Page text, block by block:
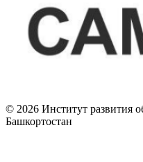
© 2026 Институт развития
Башкортостан